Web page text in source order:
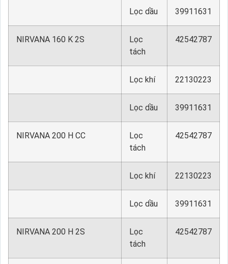
Lọc dầu 39911631
NIRVANA 160 K 2S
Lọc
tách
42542787
Lọc khí 22130223
Lọc dầu 39911631
NIRVANA 200 H CC
Lọc
tách
42542787
Lọc khí 22130223
Lọc dầu 39911631
NIRVANA 200 H 2S
Lọc
tách
42542787